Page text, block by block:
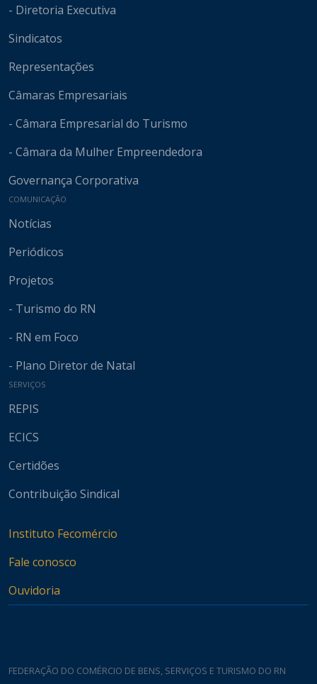
- Diretoria Executiva
Sindicatos
Representações
Câmaras Empresariais
- Câmara Empresarial do Turismo
- Câmara da Mulher Empreendedora
Governança Corporativa
COMUNICAÇÃO
Notícias
Periódicos
Projetos
- Turismo do RN
- RN em Foco
- Plano Diretor de Natal
SERVIÇOS
REPIS
ECICS
Certidões
Contribuição Sindical
Instituto Fecomércio
Fale conosco
Ouvidoria
FEDERAÇÃO DO COMÉRCIO DE BENS, SERVIÇOS E TURISMO DO RN